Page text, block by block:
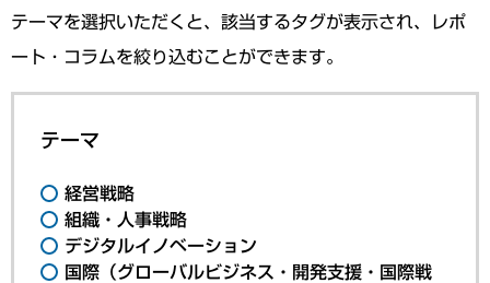
テーマを選択いただくと、該当するタグが表示され、レポ
ート・コラムを絞り込むことができます。
テーマ
経営戦略
組織・人事戦略
デジタルイノベーション
国際（グローバルビジネス・開発支援・国際戦